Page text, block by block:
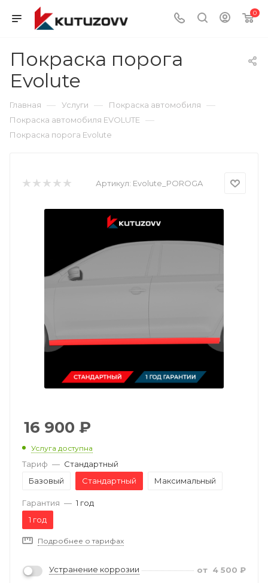
0
Покраска порога
Evolute
Главная — Услуги — Покраска автомобиля —
Покраска автомобиля EVOLUTE —
Покраска порога Evolute
Артикул: Evolute_POROGA
16 900 ₽
Услуга доступна
Тариф — Стандартный
Базовый
Стандартный Максимальный
Гарантия — 1 год
1 год
Подробнее о тарифах
Устранение коррозии от 4 500 ₽